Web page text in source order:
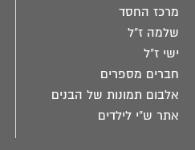
מרכז החסד
שלמה ז"ל
ישי ז"ל
חברים מספרים
אלבום תמונות של הבנים
אתר ש"י לילדים